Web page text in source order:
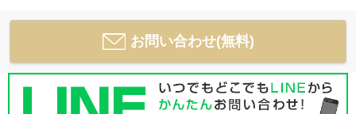
お問い合わせ(無料)